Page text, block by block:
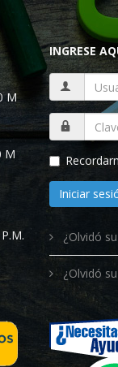
M
M
INGRESE
Iniciar
¿Olvidó
¿Olvidó